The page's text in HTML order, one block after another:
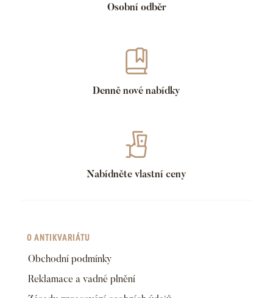
Osobní odběr
Denně nové nabídky
Nabídněte vlastní ceny
O ANTIKVARIÁTU
Obchodní podmínky
Reklamace a vadné plnění